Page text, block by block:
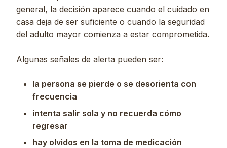
general, la decisión aparece cuando el cuidado en
casa deja de ser suficiente o cuando la seguridad
del adulto mayor comienza a estar comprometida.
Algunas señales de alerta pueden ser:
la persona se pierde o se desorienta con
frecuencia
intenta salir sola y no recuerda cómo
regresar
hay olvidos en la toma de medicación